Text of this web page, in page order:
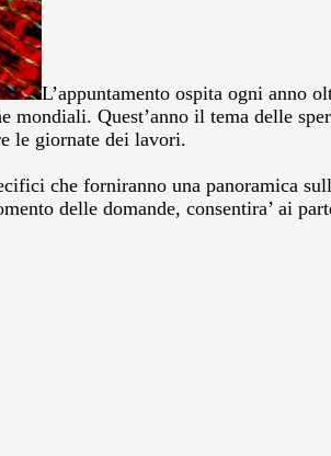
L’appuntamento ospita ogni anno
mondiali. Quest’anno il tema delle
le giornate dei lavori.
che forniranno una panoramica
delle domande, consentira’ ai